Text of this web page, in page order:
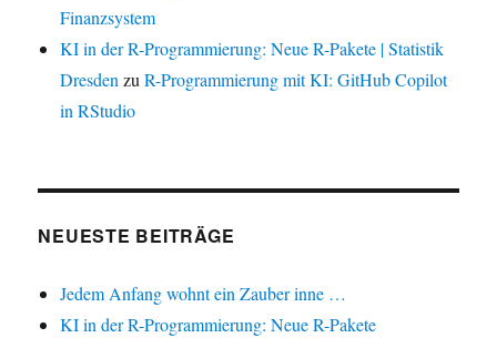
Finanzsystem
KI in der R-Programmierung: Neue R-Pakete | Statistik
Dresden zuR-Programmierung mit KI: GitHub Copilot
in RStudio
NEUESTE BEITRÄGE
Jedem Anfang wohnt ein Zauber inne …
KI in der R-Programmierung: Neue R-Pakete